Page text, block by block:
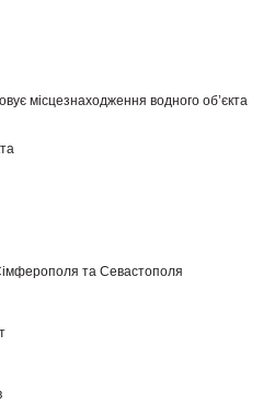
місцезнаходження водного об’єкта
та Севастополя